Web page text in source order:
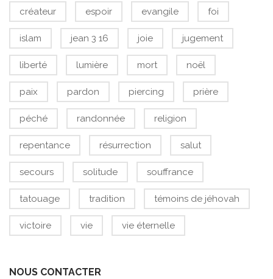
créateur espoir evangile foi
islam jean 3 16 joie jugement
liberté lumière mort noël
paix pardon piercing prière
péché randonnée religion
repentance résurrection salut
secours solitude souffrance
tatouage tradition témoins de jéhovah
victoire vie vie éternelle
NOUS CONTACTER